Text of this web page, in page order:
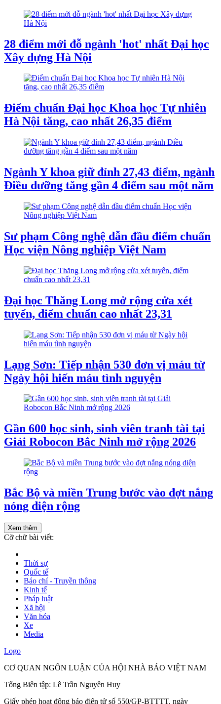
28 điểm mới đỗ ngành 'hot' nhất Đại học
Xây dựng Hà Nội
Điểm chuẩn Đại học Khoa học Tự nhiên
Hà Nội tăng, cao nhất 26,35 điểm
Ngành Y khoa giữ đỉnh 27,43 điểm, ngành
Điều dưỡng tăng gần 4 điểm sau một năm
Sư phạm Công nghệ dẫn đầu điểm chuẩn
Học viện Nông nghiệp Việt Nam
Đại học Thăng Long mở rộng cửa xét
tuyển, điểm chuẩn cao nhất 23,31
Lạng Sơn: Tiếp nhận 530 đơn vị máu từ
Ngày hội hiến máu tình nguyện
Gần 600 học sinh, sinh viên tranh tài tại
Giải Robocon Bắc Ninh mở rộng 2026
Bắc Bộ và miền Trung bước vào đợt nắng
nóng diện rộng
Xem thêm
Cỡ chữ bài viết:
Thời sự
Quốc tế
Báo chí - Truyền thông
Kinh tế
Pháp luật
Xã hội
Văn hóa
Xe
Media
Logo
CƠ QUAN NGÔN LUẬN CỦA HỘI NHÀ BÁO VIỆT NAM
Tổng Biên tập: Lê Trần Nguyên Huy
Giấy phép hoạt động báo điện tử số 550/GP-BTTTT, ngày